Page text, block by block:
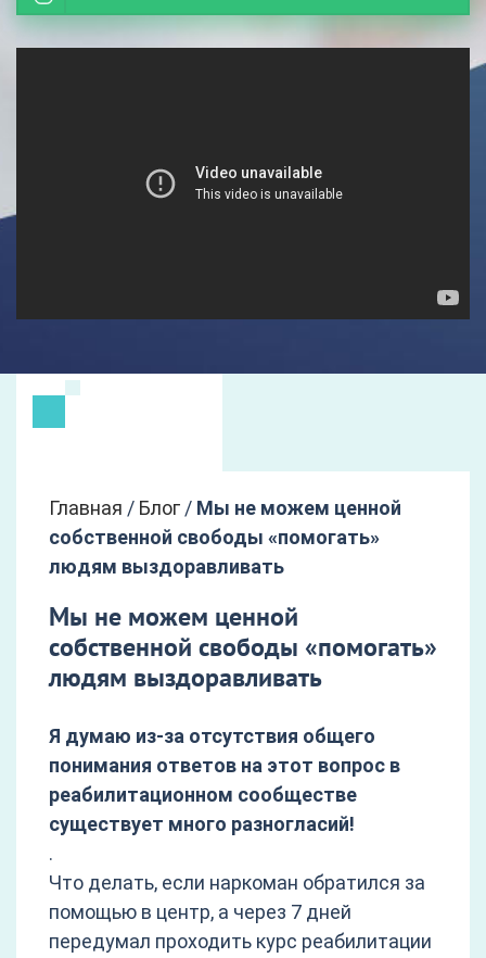
Главная / Блог / Мы не можем ценной
собственной свободы «помогать»
людям выздоравливать
Мы не можем ценной
собственной свободы «помогать»
людям выздоравливать
Я думаю из-за отсутствия общего
понимания ответов на этот вопрос в
реабилитационном сообществе
существует много разногласий!
.
Что делать, если наркоман обратился за
помощью в центр, а через 7 дней
передумал проходить курс реабилитации